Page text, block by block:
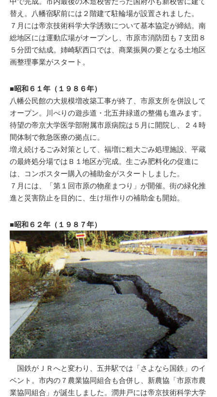
替え。八幡宿駅前には２階建て駐輪場が設置されました。
７月には帝京技術科学大学誘致について基本協定が締結。南
総地区には運動広場がオープンし、市原市消防団も７支団８
５分団で結成。姉崎駅西口では、商業振興の要となる土地区
画整理事業がスタート。
■昭和６１年（１９８６年）
八幡公民館の大規模増改築工事が終了、市原支所を併設して
オープン。川べりの遊歩道・北五井緑道の整備も進みます。
待望の帝京大学医学部附属市原病院は５月に開院し、２４時
間体制で救急医療の拠点に。
増え続けるごみ対策として、福増に粗大ごみ処理施設、平蔵
の最終処分場ではＢ１地区が完成。生ごみ肥料化の促進に
は、コンポスター購入の補助金がスタートしました。
７月には、「第１回市原の物産まつり」が開催。街の緑化推
進と災害防止を目的に、生け垣作りの補助金も開始。
■昭和６２年（１９８７年）
国鉄がＪＲへと変わり、五井駅では「さよなら国鉄」のイ
ベント。市内の７農業協同組合も合併し、新農協「市原市農
業協同組合」が誕生しました。潤井戸には帝京技術科学大学